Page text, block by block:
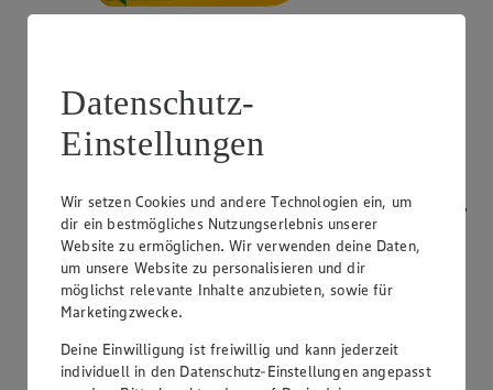
App
App Preis von 0.99€
1.11
Rabattierter Preis von 1.11€ (Insgesamt -53%
Frischkäsezubereitung, versch. Sorten und Fettstufen,
120/150g Packung/Becher, (1kg = 9,25/7,40)
Datenschutz-
Einstellungen
Wir setzen Cookies und andere Technologien ein, um
dir ein bestmögliches Nutzungserlebnis unserer
Website zu ermöglichen. Wir verwenden deine Daten,
um unsere Website zu personalisieren und dir
möglichst relevante Inhalte anzubieten, sowie für
Marketingzwecke.
Deine Einwilligung ist freiwillig und kann jederzeit
individuell in den Datenschutz-Einstellungen angepasst